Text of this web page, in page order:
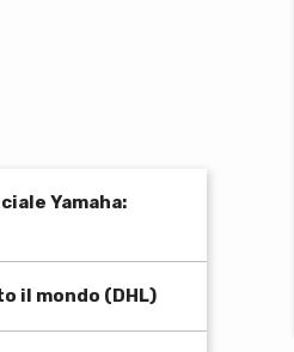
Yamaha:
il mondo (DHL)